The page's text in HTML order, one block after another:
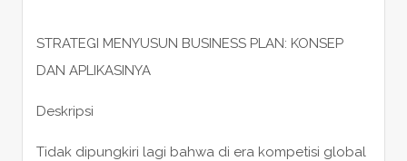
STRATEGI MENYUSUN BUSINESS PLAN: KONSEP
DAN APLIKASINYA
Deskripsi
Tidak dipungkiri lagi bahwa di era kompetisi global